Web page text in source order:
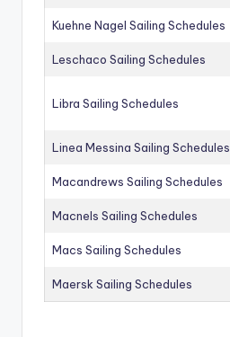
Kuehne Nagel Sailing Schedules
Leschaco Sailing Schedules
Libra Sailing Schedules
Linea Messina Sailing Schedules
Macandrews Sailing Schedules
Macnels Sailing Schedules
Macs Sailing Schedules
Maersk Sailing Schedules